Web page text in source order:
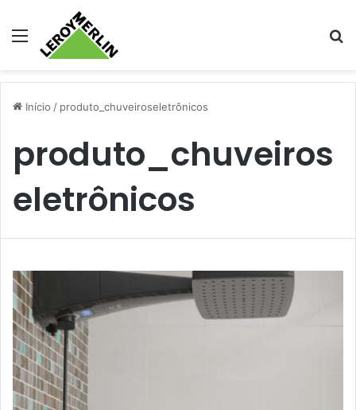
Menu
Início / produto_chuveiroseletrônicos
produto_chuveiros
eletrônicos